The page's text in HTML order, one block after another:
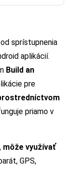
od sprístupnenia
aplikácií.
Build an
pre
priamo v
môže využívať
GPS,